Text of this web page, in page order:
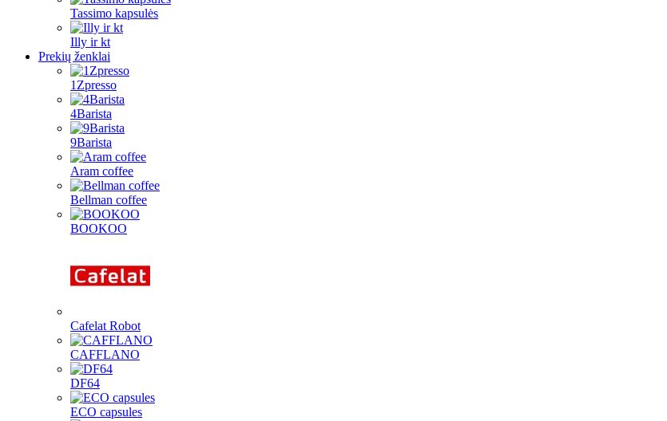
Tassimo kapsulės
Illy ir kt
Prekių ženklai
1Zpresso
4Barista
9Barista
Aram coffee
Bellman coffee
BOOKOO
Cafelat Robot
CAFFLANO
DF64
ECO capsules